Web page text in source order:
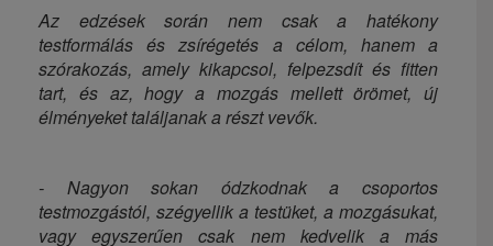
Az edzések során nem csak a hatékony
testformálás és zsírégetés a célom, hanem a
szórakozás, amely kikapcsol, felpezsdít és fitten
tart, és az, hogy a mozgás mellett örömet, új
élményeket találjanak a részt vevők.
- Nagyon sokan ódzkodnak a csoportos
testmozgástól, szégyellik a testüket, a mozgásukat,
vagy egyszerűen csak nem kedvelik a más